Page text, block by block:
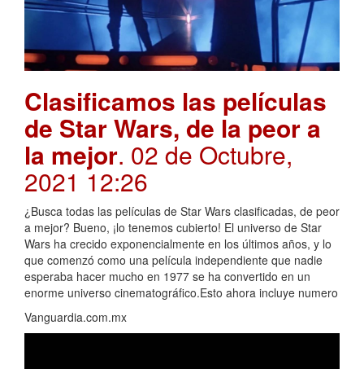
Clasificamos las películas
de Star Wars, de la peor a
la mejor. 02 de Octubre,
2021 12:26
¿Busca todas las películas de Star Wars clasificadas, de peor
a mejor? Bueno, ¡lo tenemos cubierto! El universo de Star
Wars ha crecido exponencialmente en los últimos años, y lo
que comenzó como una película independiente que nadie
esperaba hacer mucho en 1977 se ha convertido en un
enorme universo cinematográfico.Esto ahora incluye numero
Vanguardia.com.mx